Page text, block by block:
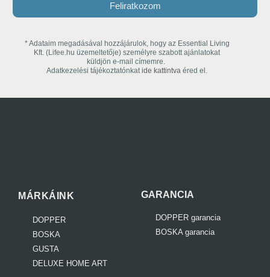
Feliratkozom
* Adataim megadásával hozzájárulok, hogy az Essential Living
Kft. (Lifee.hu üzemeltetője) személyre szabott ajánlatokat
küldjön e-mail címemre.
Adatkezelési tájékoztatónkatide kattintva éred el.
MÁRKÁINK
DOPPER
BOSKA
GUSTA
DELUXE HOME ART
GARANCIA
DOPPER garancia
BOSKA garancia